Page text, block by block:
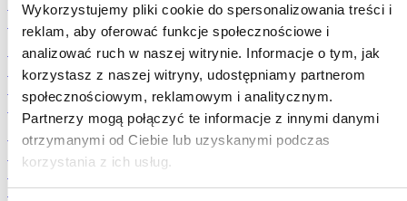
Wykorzystujemy pliki cookie do spersonalizowania treści i
reklam, aby oferować funkcje społecznościowe i
analizować ruch w naszej witrynie. Informacje o tym, jak
korzystasz z naszej witryny, udostępniamy partnerom
społecznościowym, reklamowym i analitycznym.
Partnerzy mogą połączyć te informacje z innymi danymi
otrzymanymi od Ciebie lub uzyskanymi podczas
korzystania z ich usług.
Rośliny strączkowe
Inna żywność fitness
Masła orzechowe
Masło orzechowe 100%
Słodkie masła orzechowe
Masła orzechowe z białkiem
Superfood
Zielone superfoods
Błonnik
Inne superfoods